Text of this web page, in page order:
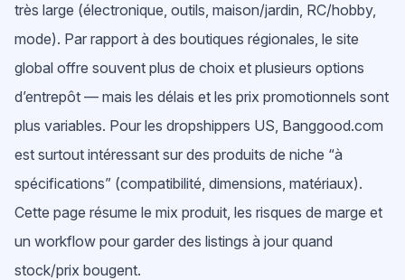
très large (électronique, outils, maison/jardin, RC/hobby,
mode). Par rapport à des boutiques régionales, le site
global offre souvent plus de choix et plusieurs options
d’entrepôt — mais les délais et les prix promotionnels sont
plus variables. Pour les dropshippers US, Banggood.com
est surtout intéressant sur des produits de niche “à
spécifications” (compatibilité, dimensions, matériaux).
Cette page résume le mix produit, les risques de marge et
un workflow pour garder des listings à jour quand
stock/prix bougent.